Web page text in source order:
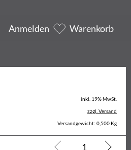
Anmelden Warenkorb
inkl. 19% MwSt.
zzgl. Versand
Versandgewicht: 0,500 Kg